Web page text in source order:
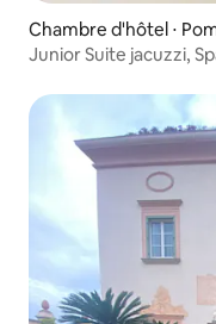
Chambre d'hôtel ⋅
Junior Suite jacuzzi,